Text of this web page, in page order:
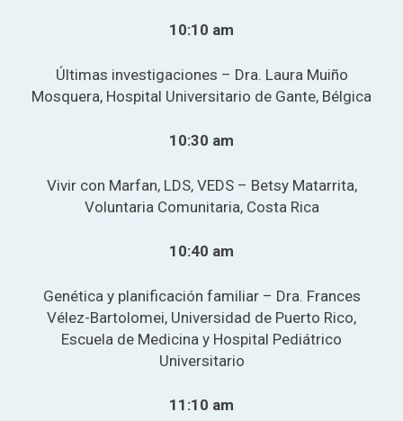
10:10 am
Últimas investigaciones – Dra. Laura Muiño
Mosquera, Hospital Universitario de Gante, Bélgica
10:30 am
Vivir con Marfan, LDS, VEDS – Betsy Matarrita,
Voluntaria Comunitaria, Costa Rica
10:40 am
Genética y planificación familiar – Dra. Frances
Vélez-Bartolomei, Universidad de Puerto Rico,
Escuela de Medicina y Hospital Pediátrico
Universitario
11:10 am